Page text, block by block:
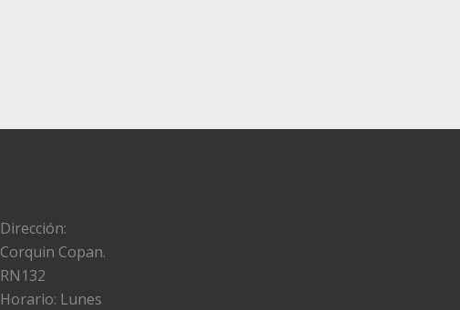
Dirección:
Corquin Copan.
RN132
Horario: Lunes